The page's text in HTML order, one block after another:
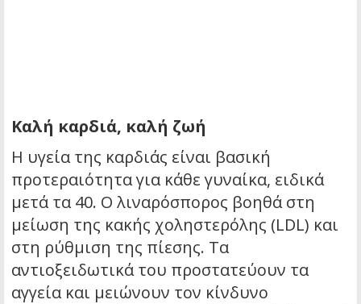
Καλή καρδιά, καλή ζωή
Η υγεία της καρδιάς είναι βασική
προτεραιότητα για κάθε γυναίκα, ειδικά
μετά τα 40. Ο λιναρόσπορος βοηθά στη
μείωση της κακής χοληστερόλης (LDL) και
στη ρύθμιση της πίεσης. Τα
αντιοξειδωτικά του προστατεύουν τα
αγγεία και μειώνουν τον κίνδυνο